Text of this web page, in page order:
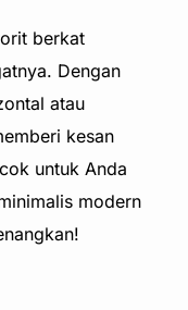
berkat
Dengan
atau
kesan
untuk Anda
modern